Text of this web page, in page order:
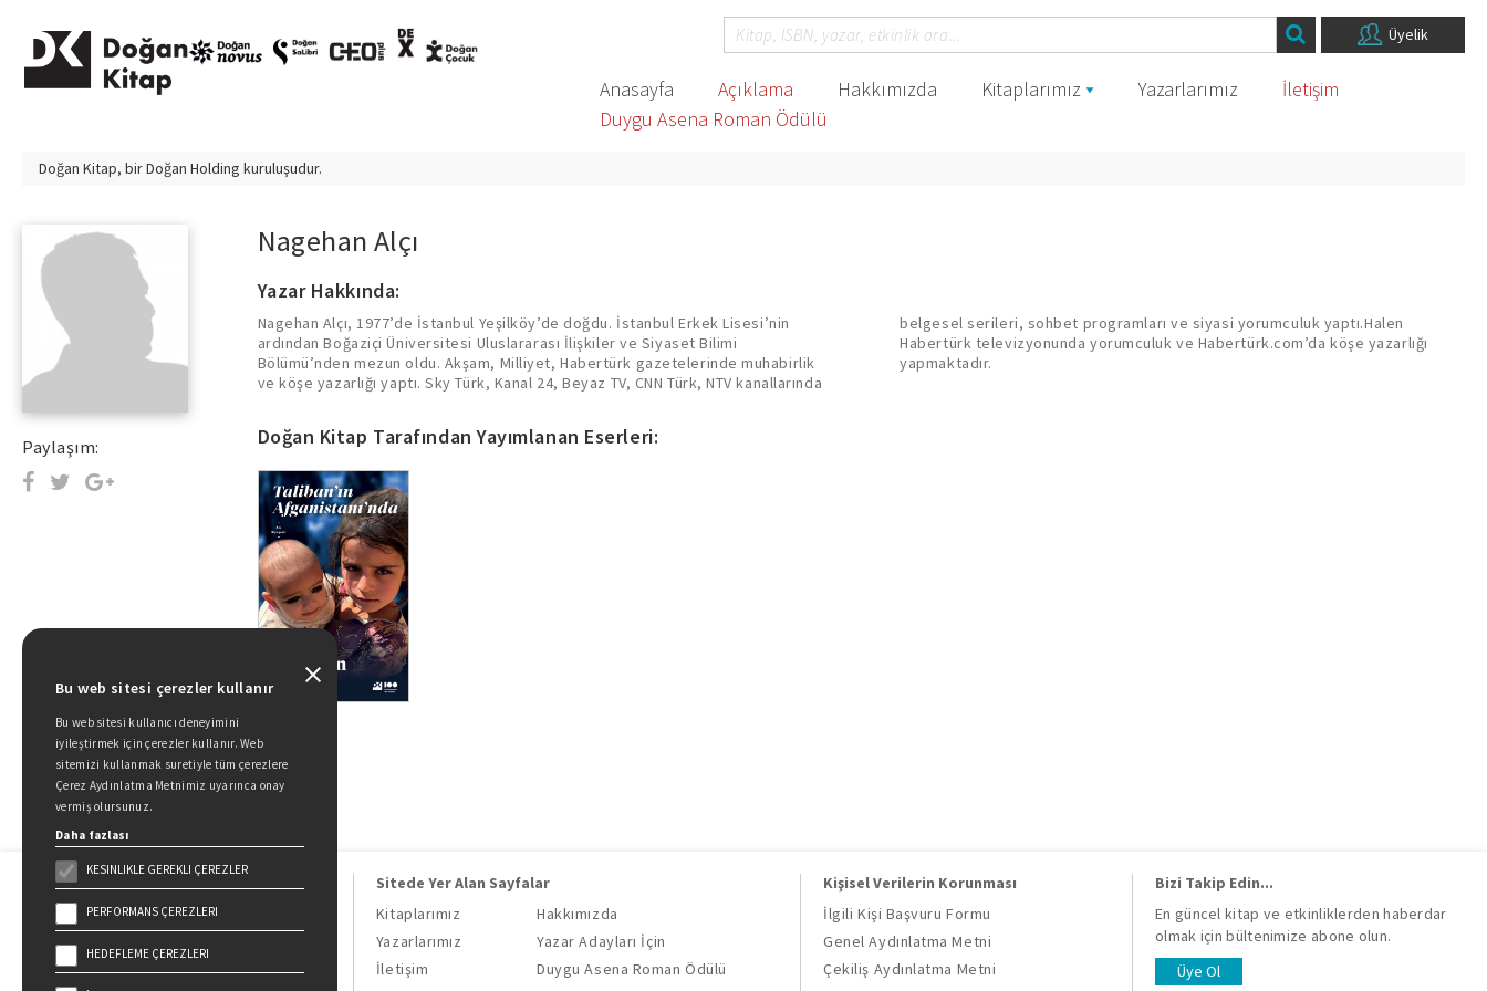
Üyelik
Anasayfa Açıklama Hakkımızda Kitaplarımız Yazarlarımız
İletişim
Duygu Asena Roman Ödülü
Doğan Kitap, birDoğan Holding kuruluşudur.
Paylaşım:
Nagehan Alçı
Yazar Hakkında:
Nagehan Alçı, 1977’de İstanbul Yeşilköy’de doğdu. İstanbul Erkek Lisesi’nin
ardından Boğaziçi Üniversitesi Uluslararası İlişkiler ve Siyaset Bilimi
Bölümü’nden mezun oldu. Akşam, Milliyet, Habertürk gazetelerinde muhabirlik
ve köşe yazarlığı yaptı. Sky Türk, Kanal 24, Beyaz TV, CNN Türk, NTV kanallarında
belgesel serileri, sohbet programları ve siyasi yorumculuk yaptı.Halen
Habertürk televizyonunda yorumculuk ve Habertürk.com’da köşe yazarlığı
yapmaktadır.
Doğan Kitap Tarafından Yayımlanan Eserleri:
Doğan Kitap, bir Doğan Holding
kuruluşudur.
Sitede Yer Alan Sayfalar
Kitaplarımız
Hakkımızda
Yazarlarımız
Yazar Adayları İçin
İletişim
Duygu Asena Roman Ödülü
Kişisel Verilerin Korunması
İlgili Kişi Başvuru Formu
Genel Aydınlatma Metni
Çekiliş Aydınlatma Metni
Bizi Takip Edin...
En güncel kitap ve etkinliklerden haberdar
olmak için bültenimize abone olun.
Üye Ol
Bu web sitesi çerezler kullanır
Bu web sitesi kullanıcı deneyimini
iyileştirmek için çerezler kullanır. Web
sitemizi kullanmak suretiyle tüm çerezlere
Çerez Aydınlatma Metnimiz uyarınca onay
vermiş olursunuz.
Daha fazlası
KESINLIKLE GEREKLI ÇEREZLER
PERFORMANS ÇEREZLERI
HEDEFLEME ÇEREZLERI